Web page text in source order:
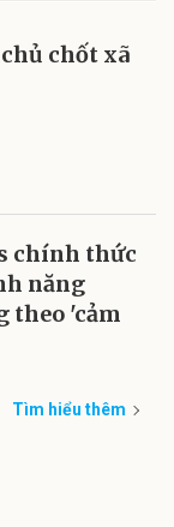
chủ chốt xã
chính thức
năng
theo 'cảm
Tìm hiểu thêm